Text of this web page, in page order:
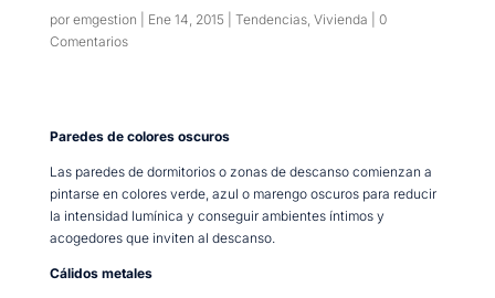
por emgestion Ene 14, 2015 Tendencias, Vivienda
0
Comentarios
Paredes de colores oscuros
Las paredes de dormitorios o zonas de descanso comienzan a
pintarse en colores verde, azul o marengo oscuros para reducir
la intensidad lumínica y conseguir ambientes íntimos y
acogedores que inviten al descanso.
Cálidos metales